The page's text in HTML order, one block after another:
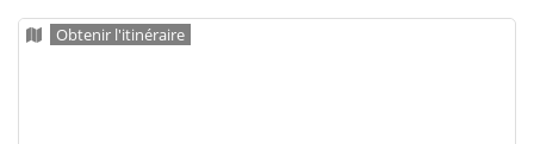
Obtenir l'itinéraire